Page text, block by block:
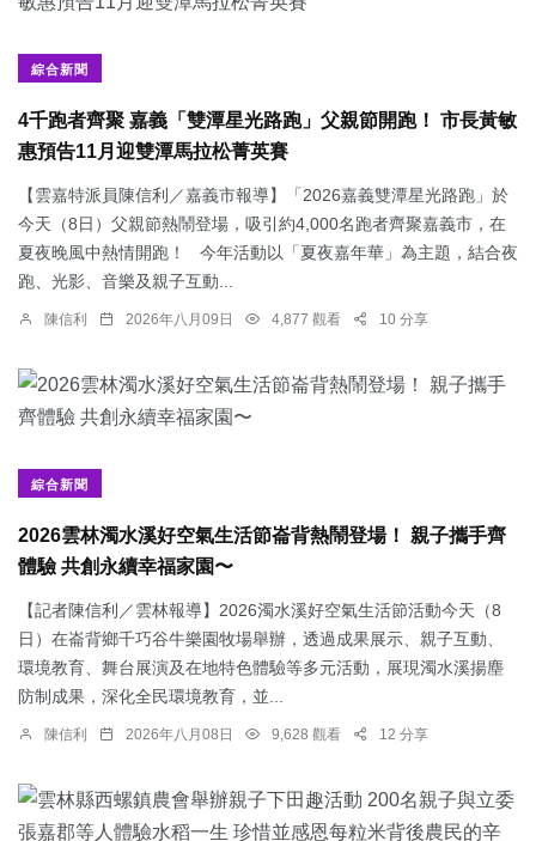
綜合新聞
4千跑者齊聚 嘉義「雙潭星光路跑」父親節開跑！ 市長黃敏
惠預告11月迎雙潭馬拉松菁英賽
【雲嘉特派員陳信利／嘉義市報導】「2026嘉義雙潭星光路跑」於
今天（8日）父親節熱鬧登場，吸引約4,000名跑者齊聚嘉義市，在
夏夜晚風中熱情開跑！ 今年活動以「夏夜嘉年華」為主題，結合夜
跑、光影、音樂及親子互動...
陳信利 2026年八月09日 4,877 觀看 10 分享
綜合新聞
2026雲林濁水溪好空氣生活節崙背熱鬧登場！ 親子攜手齊
體驗 共創永續幸福家園〜
【記者陳信利／雲林報導】2026濁水溪好空氣生活節活動今天（8
日）在崙背鄉千巧谷牛樂園牧場舉辦，透過成果展示、親子互動、
環境教育、舞台展演及在地特色體驗等多元活動，展現濁水溪揚塵
防制成果，深化全民環境教育，並...
陳信利 2026年八月08日 9,628 觀看 12 分享